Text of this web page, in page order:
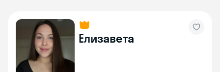
Елизавета